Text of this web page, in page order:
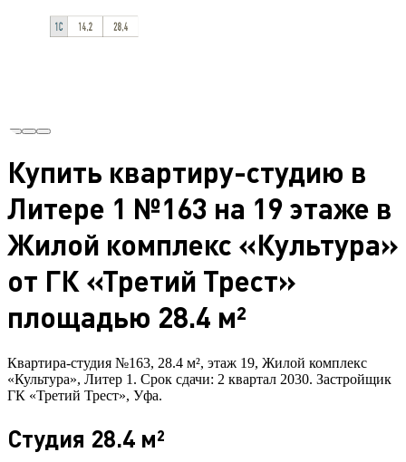
Купить квартиру-студию в
Литере 1 №163 на 19 этаже в
Жилой комплекс «Культура»
от ГК «Третий Трест»
площадью 28.4 м²
Квартира-студия №163, 28.4 м², этаж 19, Жилой комплекс
«Культура», Литер 1. Срок сдачи: 2 квартал 2030. Застройщик
ГК «Третий Трест», Уфа.
Студия 28.4 м²